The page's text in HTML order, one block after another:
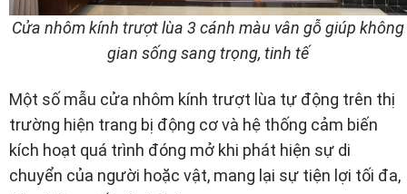
Cửa nhôm kính trượt lùa 3 cánh màu vân gỗ giúp không
gian sống sang trọng, tinh tế
Một số mẫu cửa nhôm kính trượt lùa tự động trên thị
trường hiện trang bị động cơ và hệ thống cảm biến
kích hoạt quá trình đóng mở khi phát hiện sự di
chuyển của người hoặc vật, mang lại sự tiện lợi tối đa,